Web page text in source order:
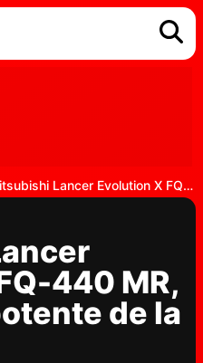
Lancer Evolution X FQ-440 MR, el Evo más potente de la historia
440 MR,
de la